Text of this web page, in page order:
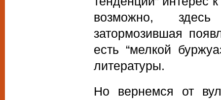
возможно,
затормозившая
есть “мелкой
литературы.
Но вернемся от